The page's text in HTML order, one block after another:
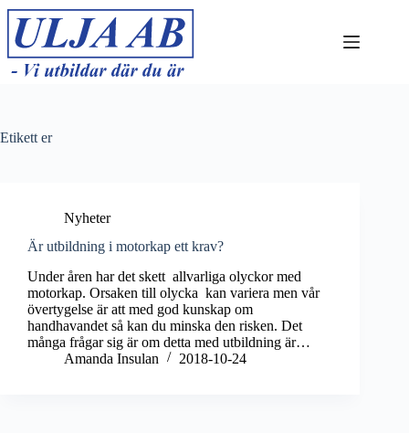
Hoppa
innehåll
Etikett er
Nyheter
Är utbildning i motorkap ett krav?
Under åren har det skett allvarliga olyckor med
motorkap. Orsaken till olycka kan variera men vår
övertygelse är att med god kunskap om
handhavandet så kan du minska den risken. Det
många frågar sig är om detta med utbildning är…
Amanda Insulan
2018-10-24